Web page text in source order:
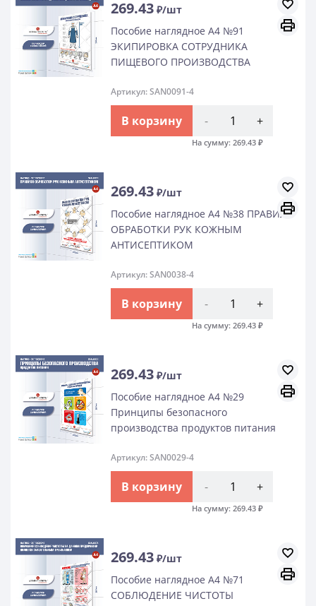
269.43 ₽/шт
Пособие наглядное А4 №91
ЭКИПИРОВКА СОТРУДНИКА
ПИЩЕВОГО ПРОИЗВОДСТВА
Артикул: SAN0091-4
В корзину - +
На сумму: 269.43 ₽
269.43 ₽/шт
Пособие наглядное А4 №38 ПРАВИЛА
ОБРАБОТКИ РУК КОЖНЫМ
АНТИСЕПТИКОМ
Артикул: SAN0038-4
В корзину - +
На сумму: 269.43 ₽
269.43 ₽/шт
Пособие наглядное А4 №29
Принципы безопасного
производства продуктов питания
Артикул: SAN0029-4
В корзину - +
На сумму: 269.43 ₽
269.43 ₽/шт
Пособие наглядное А4 №71
СОБЛЮДЕНИЕ ЧИСТОТЫ